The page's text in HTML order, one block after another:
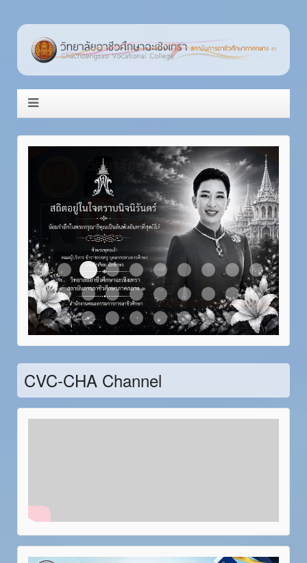
Item 1 Item 2Item 3
Item 4 Item 5 Item 6 Item 7 Item 8Item 9Item 10
Item 11Item 12Item 13Item 14Item 15Item 16 Item 17Item 18Item 19Item 20
Item 21Item 22Item 23Item 24Item 25Item 26Item 27Item 28
CVC-CHA Channel